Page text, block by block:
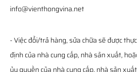
info@vienthongvina.net
- Việc đổi/trả hàng, sửa chữa sẽ được
định của nhà cung cấp, nhà sản xuất,
ủy quyền của nhà cung cấp, nhà sản